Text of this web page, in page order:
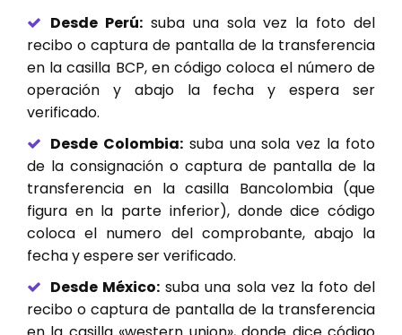
Desde Perú:suba una sola vez la foto del
recibo o captura de pantalla de la transferencia
en la casilla BCP, en código coloca el número de
operación y abajo la fecha y espera ser
verificado.
Desde Colombia:suba una sola vez la foto
de la consignación o captura de pantalla de la
transferencia en la casilla Bancolombia (que
figura en la parte inferior), donde dice código
coloca el numero del comprobante, abajo la
fecha y espere ser verificado.
Desde México: suba una sola vez la foto del
recibo o captura de pantalla de la transferencia